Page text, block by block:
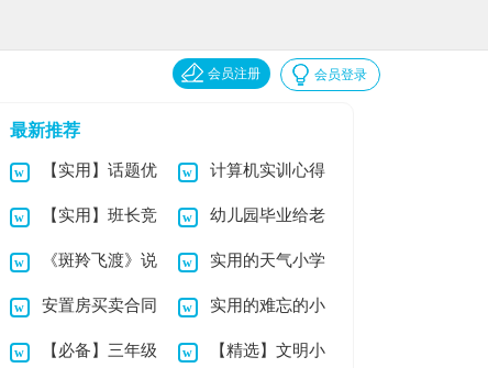
会员登录
会员注册
最新推荐
【实用】话题优
秀作文集合6篇
计算机实训心得
体会
【实用】班长竞
选演讲稿模板合集9
篇
幼儿园毕业给老
师的感谢信
《斑羚飞渡》说
课稿
实用的天气小学
作文合集8篇
安置房买卖合同
(14篇)
实用的难忘的小
学作文4篇
【必备】三年级 【精选】文明小